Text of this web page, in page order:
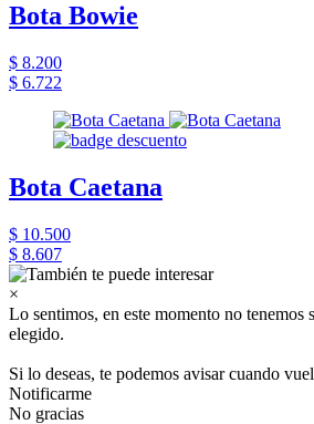
Bota Bowie
$ 8.200
$ 6.722
Bota Caetana
$ 10.500
$ 8.607
×
Lo sentimos, en este momento no tenemos
elegido.
Si lo deseas, te podemos avisar cuando
Notificarme
No gracias